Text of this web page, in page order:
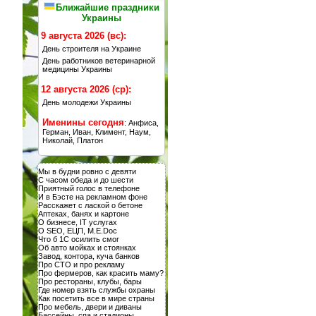
Ближайшие праздники
Украины
9 августа 2026 (вс):
День строителя на Украине
День работников ветеринарной
медицины Украины
12 августа 2026 (ср):
День молодежи Украины
Именины сегодня: Анфиса,
Герман, Иван, Климент, Наум,
Николай, Платон
Мы в будни ровно с девяти
С часом обеда и до шести
Приятный голос в телефоне
И в Бэсте на рекламном фоне
Расскажет с лаской о бетоне
Аптеках, банях и картоне
О бизнесе, IT услугах
О SEO, ЕЦП, M.E.Doc
Что б 1С осилить смог
Об авто мойках и стоянках
Завод, контора, куча банков
Про СТО и про рекламу
Про фермеров, как красить маму?
Про рестораны, клубы, бары
Где номер взять службы охраны
Как посетить все в мире страны
Про мебель, двери и диваны